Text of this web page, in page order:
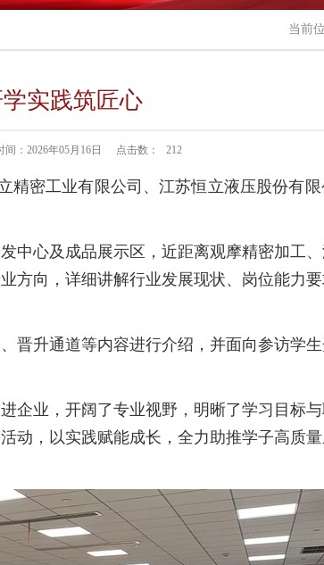
当前
实践筑匠心
间：2026年05月16日 点击数： 212
精密工业有限公司、江苏恒立液压股份有
中心及成品展示区，近距离观摩精密加工
方向，详细讲解行业发展现状、岗位能力
晋升通道等内容进行介绍，并面向参访学
企业，开阔了专业视野，明晰了学习目标
动，以实践赋能成长，全力助推学子高质